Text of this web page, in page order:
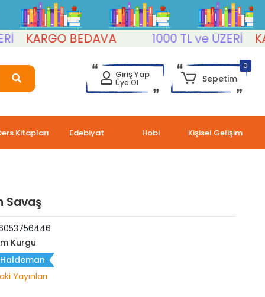
KARGO BEDAVA 1000 TL ve ÜZERİ
Giriş Yap
Üye Ol
0
Sepetim
Kitapları Edebiyat Hobi Kişisel Gelişim
Savaş
Kurgu
Yayınları